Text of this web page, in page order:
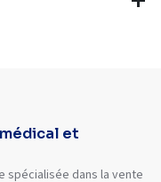
et
spécialisée dans la vente